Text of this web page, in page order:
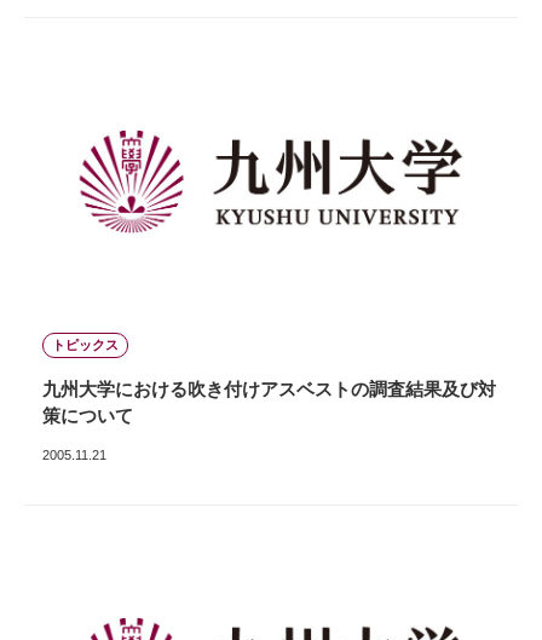
トピックス
九州大学における吹き付けアスベストの調査結果及び対
策について
2005.11.21